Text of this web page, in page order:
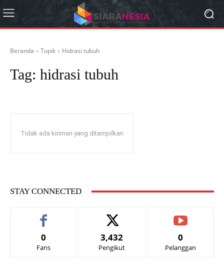
Beranda Topik Hidrasi tubuh
Tag: hidrasi tubuh
Tidak ada kiriman yang ditampilkan
STAY CONNECTED
0
Fans
3,432
Pengikut
0
Pelanggan